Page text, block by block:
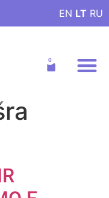
EN LT RU